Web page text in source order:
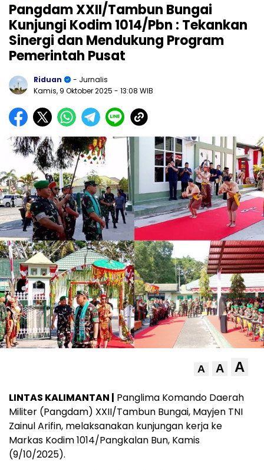
Pangdam XXII/Tambun Bungai
Kunjungi Kodim 1014/Pbn : Tekankan
Sinergi dan Mendukung Program
Pemerintah Pusat
Riduan
- Jurnalis
Kamis, 9 Oktober 2025 - 13:08 WIB
A A A
LINTAS KALIMANTAN | Panglima Komando Daerah
Militer (Pangdam) XXII/Tambun Bungai, Mayjen TNI
Zainul Arifin, melaksanakan kunjungan kerja ke
Markas Kodim 1014/Pangkalan Bun, Kamis
(9/10/2025).